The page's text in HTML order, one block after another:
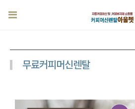
무료커피머신렌탈